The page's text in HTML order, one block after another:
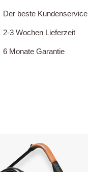
Der beste Kundenservice
2-3 Wochen Lieferzeit
6 Monate Garantie